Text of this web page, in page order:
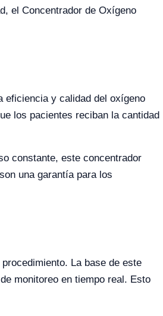
el Concentrador de Oxígeno
eficiencia y calidad del oxígeno
los pacientes reciban la cantidad
constante, este concentrador
una garantía para los
La base de este
monitoreo en tiempo real. Esto